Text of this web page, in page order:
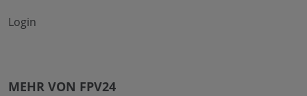
Login
MEHR VON FPV24